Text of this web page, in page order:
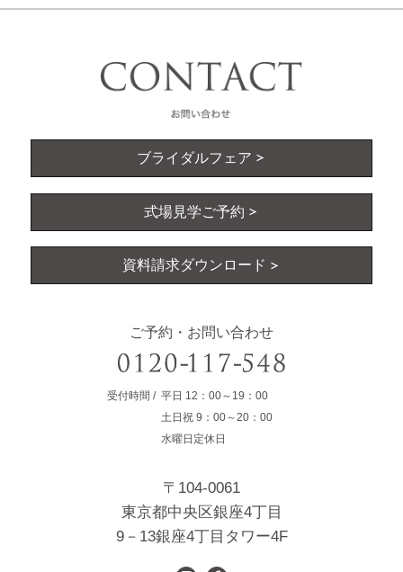
ブライダルフェア
式場見学ご予約
資料請求ダウンロード
ご予約・お問い合わせ
受付時間 平日 12：00～19：00
土日祝 9：00～20：00
水曜日定休日
〒104-0061
東京都中央区銀座4丁目
9－13銀座4丁目タワー4F